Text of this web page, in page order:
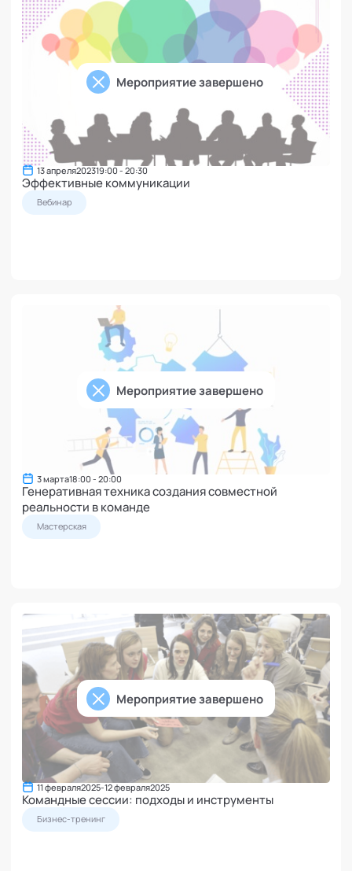
Мероприятие завершено
13 апреля202319:00 - 20:30
Эффективные коммуникации
Вебинар
Мероприятие завершено
3 марта18:00 - 20:00
Генеративная техника создания совместной
реальности в команде
Мастерская
Мероприятие завершено
11 февраля2025-12 февраля2025
Командные сессии: подходы и инструменты
Бизнес-тренинг